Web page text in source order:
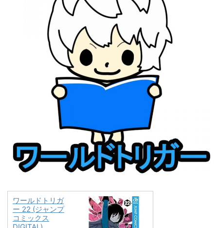
ワールドトリガ
ー 22 (ジャンプ
コミックス